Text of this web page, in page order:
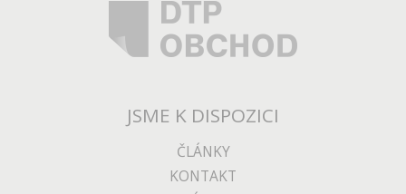
JSME K DISPOZICI
ČLÁNKY
KONTAKT